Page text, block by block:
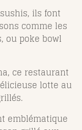
sushis, ils font
comme les
ou poke bowl
ce restaurant
lotte au
emblématique